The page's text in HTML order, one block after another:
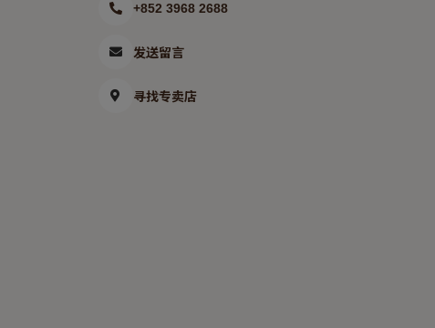
+852 3968 2688
发送留言
寻找专卖店